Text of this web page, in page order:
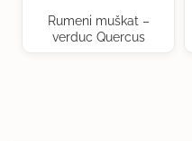
Rumeni muškat –
verduc Quercus